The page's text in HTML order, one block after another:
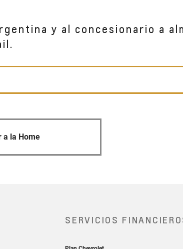
y al concesionario a
a la Home